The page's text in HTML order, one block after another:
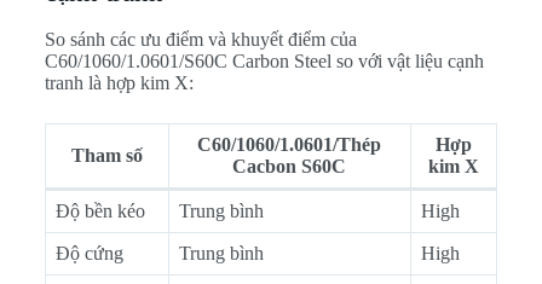
So sánh các ưu điểm và khuyết điểm của
C60/1060/1.0601/S60C Carbon Steel so với vật liệu cạnh
tranh là hợp kim X:
Tham số
C60/1060/1.0601/Thép
Cacbon S60C
Hợp
kim X
Độ bền kéo Trung bình High
Độ cứng Trung bình High